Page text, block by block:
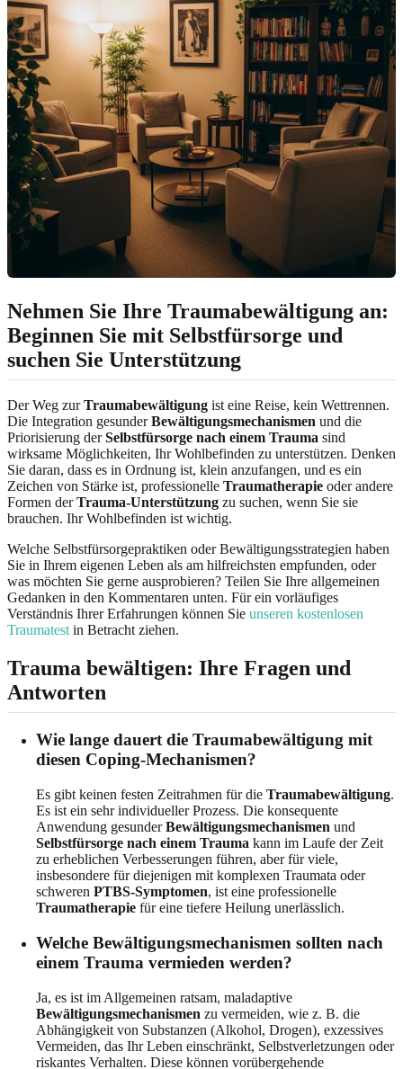
Nehmen Sie Ihre Traumabewältigung an:
Beginnen Sie mit Selbstfürsorge und
suchen Sie Unterstützung
Der Weg zurTraumabewältigung ist eine Reise, kein Wettrennen.
Die Integration gesunderBewältigungsmechanismen und die
Priorisierung derSelbstfürsorge nach einem Trauma sind
wirksame Möglichkeiten, Ihr Wohlbefinden zu unterstützen. Denken
Sie daran, dass es in Ordnung ist, klein anzufangen, und es ein
Zeichen von Stärke ist, professionelle Traumatherapie oder andere
Formen derTrauma-Unterstützung zu suchen, wenn Sie sie
brauchen. Ihr Wohlbefinden ist wichtig.
Welche Selbstfürsorgepraktiken oder Bewältigungsstrategien haben
Sie in Ihrem eigenen Leben als am hilfreichsten empfunden, oder
was möchten Sie gerne ausprobieren? Teilen Sie Ihre allgemeinen
Gedanken in den Kommentaren unten. Für ein vorläufiges
Verständnis Ihrer Erfahrungen können Sie unseren kostenlosen
Traumatestin Betracht ziehen.
Trauma bewältigen: Ihre Fragen und
Antworten
Wie lange dauert die Traumabewältigung mit
diesen Coping-Mechanismen?
Es gibt keinen festen Zeitrahmen für die Traumabewältigung.
Es ist ein sehr individueller Prozess. Die konsequente
Anwendung gesunderBewältigungsmechanismen und
Selbstfürsorge nach einem Trauma kann im Laufe der Zeit
zu erheblichen Verbesserungen führen, aber für viele,
insbesondere für diejenigen mit komplexen Traumata oder
schweren PTBS-Symptomen, ist eine professionelle
Traumatherapie für eine tiefere Heilung unerlässlich.
Welche Bewältigungsmechanismen sollten nach
einem Trauma vermieden werden?
Ja, es ist im Allgemeinen ratsam, maladaptive
Bewältigungsmechanismen zu vermeiden, wie z. B. die
Abhängigkeit von Substanzen (Alkohol, Drogen), exzessives
Vermeiden, das Ihr Leben einschränkt, Selbstverletzungen oder
riskantes Verhalten. Diese können vorübergehende